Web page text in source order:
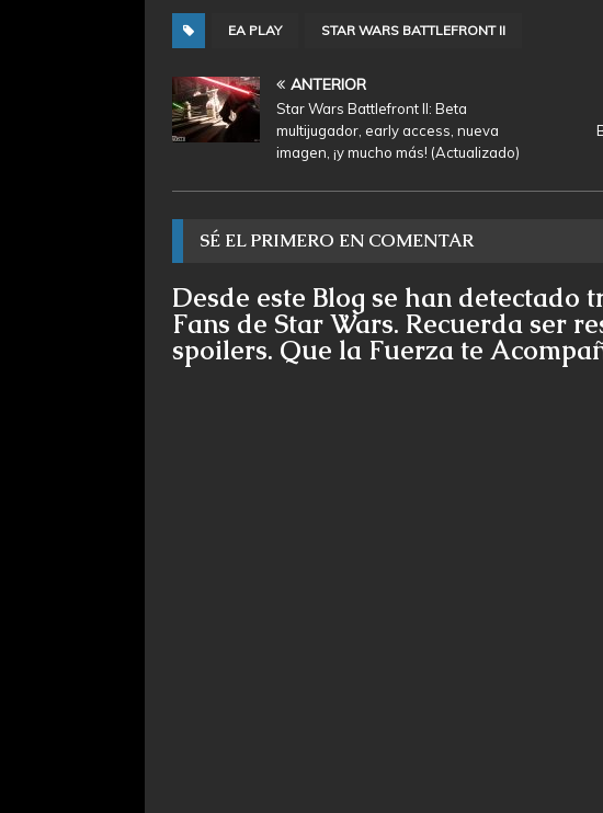
EA PLAY STAR WARS BATTLEFRONT II
ANTERIOR
Star Wars Battlefront II: Beta
multijugador, early access, nueva
imagen, ¡y mucho más! (Actualizado)
SÉ EL PRIMERO EN COMENTAR
Desde este Blog se han detectado
Fans de Star Wars. Recuerda ser
spoilers. Que la Fuerza te